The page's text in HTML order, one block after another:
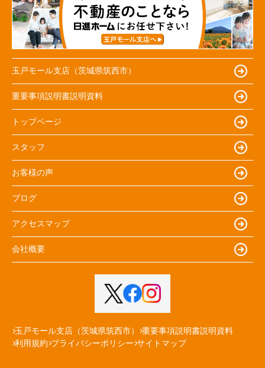
玉戸モール支店（茨城県筑西市）
重要事項説明書説明資料
トップページ
スタッフ
お客様の声
ブログ
アクセスマップ
会社概要
玉戸モール支店（茨城県筑西市）
重要事項説明書説明資料
利用規約 プライバシーポリシー サイトマップ